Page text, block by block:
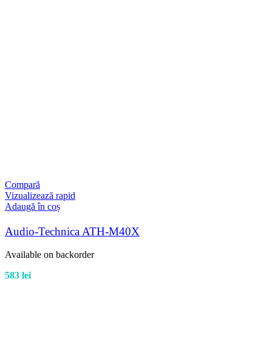
Compară
Vizualizează rapid
Adaugă în coș
Audio-Technica ATH-M40X
Available on backorder
583 lei